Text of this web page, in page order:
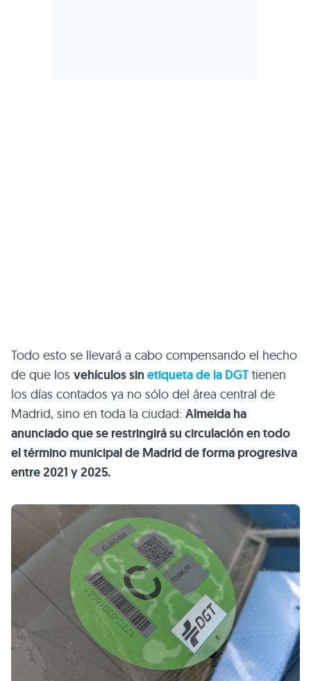
Todo esto se llevará a cabo compensando el hecho
de que los vehículos sinetiqueta de la DGT tienen
los días contados ya no sólo del área central de
Madrid, sino en toda la ciudad: Almeida ha
anunciado que se restringirá su circulación en todo
el término municipal de Madrid de forma progresiva
entre 2021 y 2025.